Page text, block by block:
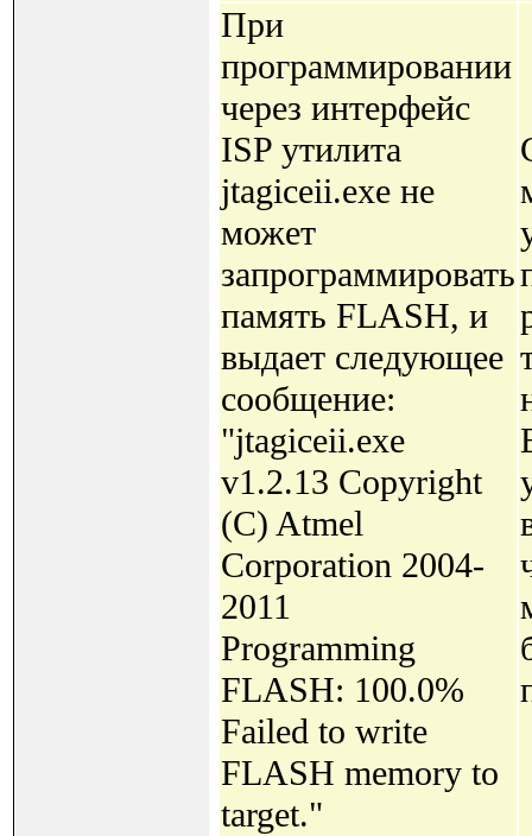
При
программировании
через интерфейс
ISP утилита
jtagiceii.exe не
может
запрограммировать
память FLASH, и
выдает следующее
сообщение:
"jtagiceii.exe
v1.2.13 Copyright
(C) Atmel
Corporation 2004-
2011
Programming
FLASH: 100.0%
Failed to write
FLASH memory to
target."